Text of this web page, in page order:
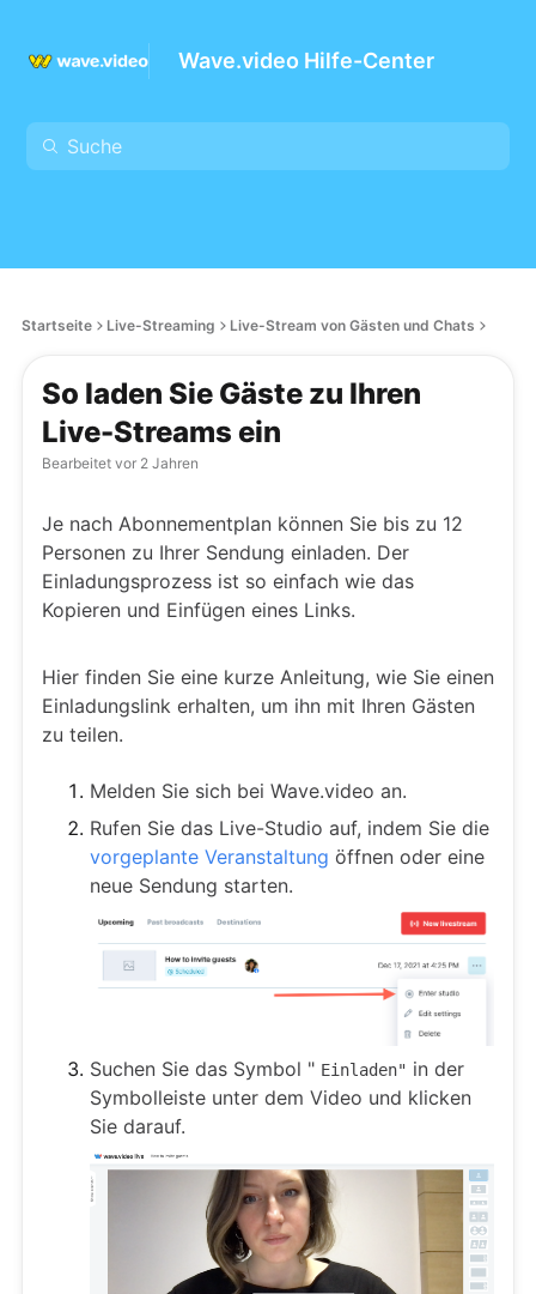
Wave.video Hilfe-Center
Startseite Live-Streaming Live-Stream von Gästen und Chats
So laden Sie Gäste zu Ihren
Live-Streams ein
Bearbeitet vor 2 Jahren
Je nach Abonnementplan können Sie bis zu 12
Personen zu Ihrer Sendung einladen. Der
Einladungsprozess ist so einfach wie das
Kopieren und Einfügen eines Links.
Hier finden Sie eine kurze Anleitung, wie Sie einen
Einladungslink erhalten, um ihn mit Ihren Gästen
zu teilen.
Melden Sie sich bei Wave.video an.
Rufen Sie das Live-Studio auf, indem Sie die
vorgeplante Veranstaltung öffnen oder eine
neue Sendung starten.
Suchen Sie das Symbol " Einladen" in der
Symbolleiste unter dem Video und klicken
Sie darauf.